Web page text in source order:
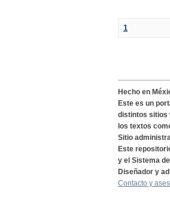
1
Hecho en
Este es un
distintos sitios
los textos
Sitio
Este
y el Sistema
Diseñador y
Contacto y